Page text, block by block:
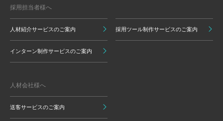
採用担当者様へ
人材紹介サービスのご案内 採用ツール制作サービスのご案内
インターン制作サービスのご案内
人材会社様へ
送客サービスのご案内